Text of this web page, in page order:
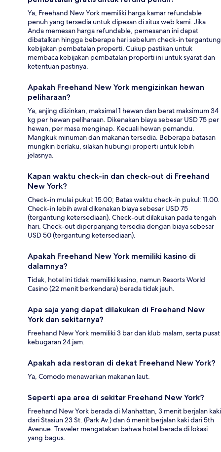
Ya, Freehand New York memiliki harga kamar refundable
penuh yang tersedia untuk dipesan di situs web kami. Jika
Anda memesan harga refundable, pemesanan ini dapat
dibatalkan hingga beberapa hari sebelum check-in tergantung
kebijakan pembatalan properti. Cukup pastikan untuk
membaca kebijakan pembatalan properti ini untuk syarat dan
ketentuan pastinya.
Apakah Freehand New York mengizinkan hewan
peliharaan?
Ya, anjing diizinkan, maksimal 1 hewan dan berat maksimum 34
kg per hewan peliharaan. Dikenakan biaya sebesar USD 75 per
hewan, per masa menginap. Kecuali hewan pemandu.
Mangkuk minuman dan makanan tersedia. Beberapa batasan
mungkin berlaku, silakan hubungi properti untuk lebih
jelasnya.
Kapan waktu check-in dan check-out di Freehand
New York?
Check-in mulai pukul: 15.00; Batas waktu check-in pukul: 11.00.
Check-in lebih awal dikenakan biaya sebesar USD 75
(tergantung ketersediaan). Check-out dilakukan pada tengah
hari. Check-out diperpanjang tersedia dengan biaya sebesar
USD 50 (tergantung ketersediaan).
Apakah Freehand New York memiliki kasino di
dalamnya?
Tidak, hotel ini tidak memiliki kasino, namun Resorts World
Casino (22 menit berkendara) berada tidak jauh.
Apa saja yang dapat dilakukan di Freehand New
York dan sekitarnya?
Freehand New York memiliki 3 bar dan klub malam, serta pusat
kebugaran 24 jam.
Apakah ada restoran di dekat Freehand New York?
Ya, Comodo menawarkan makanan laut.
Seperti apa area di sekitar Freehand New York?
Freehand New York berada di Manhattan, 3 menit berjalan kaki
dari Stasiun 23 St. (Park Av.) dan 6 menit berjalan kaki dari 5th
Avenue. Traveler mengatakan bahwa hotel berada di lokasi
yang bagus.